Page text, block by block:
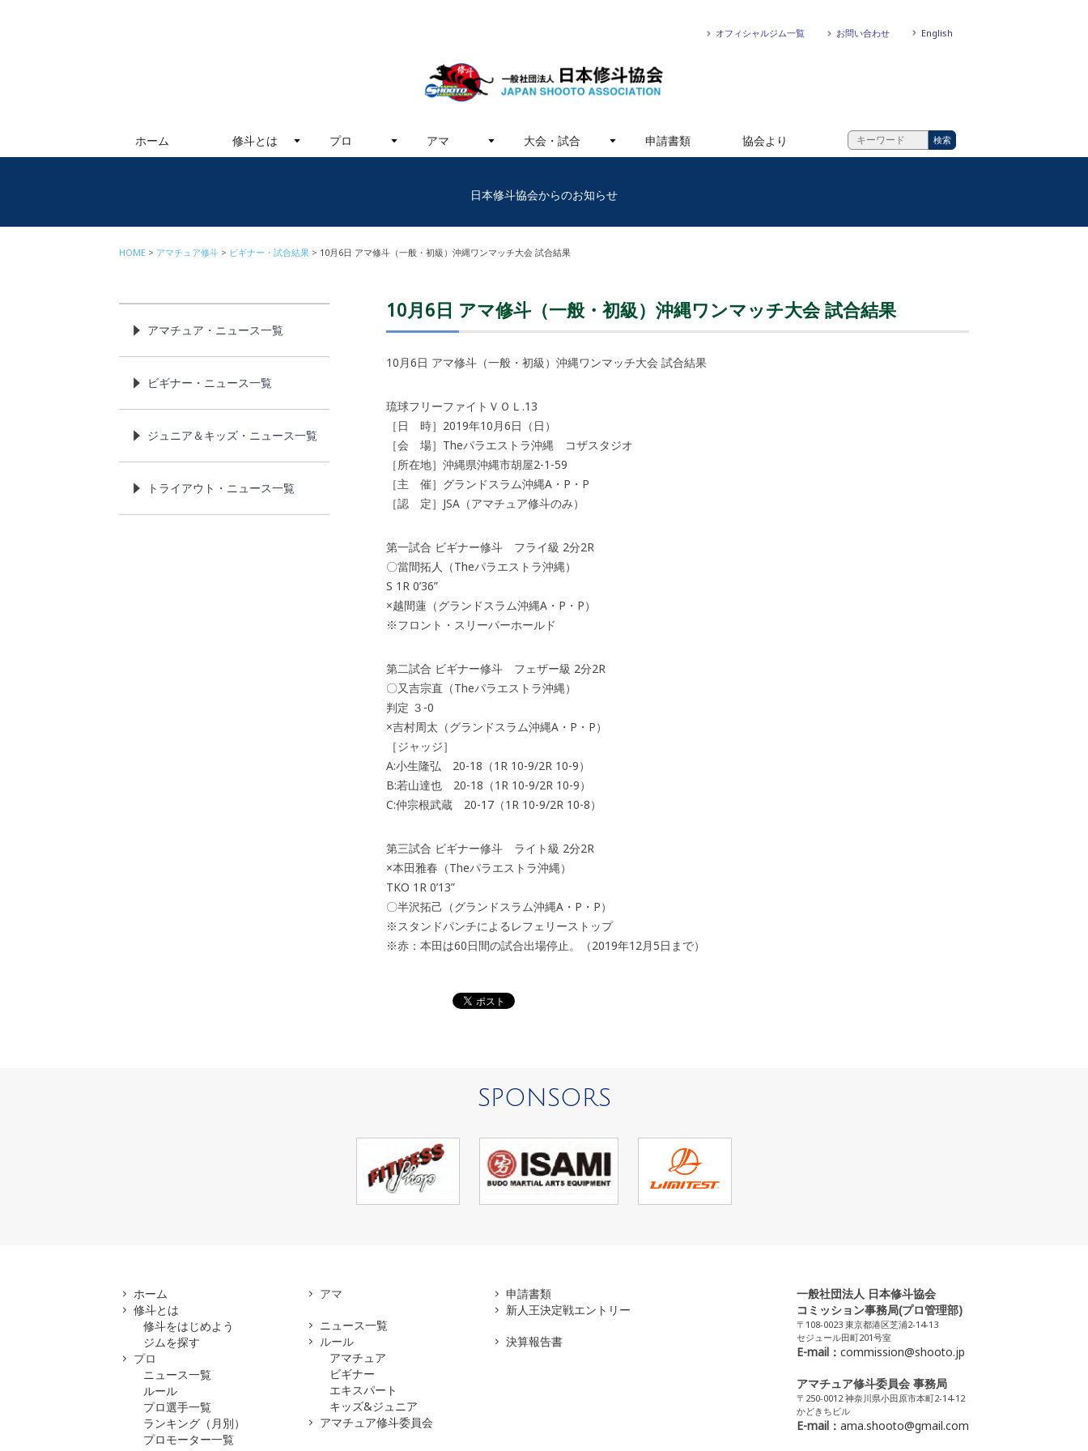
オフィシャルジム一覧 お問い合わせ English
ホーム 修斗とは プロ アマ 大会・試合 申請書類 協会より
日本修斗協会からのお知らせ
HOME アマチュア修斗 ビギナー・試合結果 10月6日 アマ修斗（一般・初級）沖縄ワンマッチ大会 試合結果
10月6日 アマ修斗（一般・初級）沖縄ワンマッチ大会 試合結果
10月6日 アマ修斗（一般・初級）沖縄ワンマッチ大会 試合結果
琉球フリーファイトＶＯＬ.13
［日 時］2019年10月6日（日）
［会 場］Theパラエストラ沖縄 コザスタジオ
［所在地］沖縄県沖縄市胡屋2-1-59
［主 催］グランドスラム沖縄A・P・P
［認 定］JSA（アマチュア修斗のみ）
第一試合 ビギナー修斗 フライ級 2分2R
〇當間拓人（Theパラエストラ沖縄）
S 1R 0’36”
×越間蓮（グランドスラム沖縄A・P・P）
※フロント・スリーパーホールド
第二試合 ビギナー修斗 フェザー級 2分2R
〇又吉宗直（Theパラエストラ沖縄）
判定 ３-0
×吉村周太（グランドスラム沖縄A・P・P）
［ジャッジ］
A:小生隆弘 20-18（1R 10-9/2R 10-9）
B:若山達也 20-18（1R 10-9/2R 10-9）
C:仲宗根武蔵 20-17（1R 10-9/2R 10-8）
第三試合 ビギナー修斗 ライト級 2分2R
×本田雅春（Theパラエストラ沖縄）
TKO 1R 0’13”
〇半沢拓己（グランドスラム沖縄A・P・P）
※スタンドパンチによるレフェリーストップ
※赤：本田は60日間の試合出場停止。（2019年12月5日まで）
アマチュア・ニュース一覧
ビギナー・ニュース一覧
ジュニア＆キッズ・ニュース一覧
トライアウト・ニュース一覧
SPONSORS
ホーム
修斗とは
修斗をはじめよう
ジムを探す
プロ
ニュース一覧
ルール
プロ選手一覧
ランキング（月別）
プロモーター一覧
アマ
ニュース一覧
ルール
アマチュア
ビギナー
エキスパート
キッズ&ジュニア
アマチュア修斗委員会
申請書類
新人王決定戦エントリー
決算報告書
一般社団法人 日本修斗協会
コミッション事務局(プロ管理部)
〒108-0023 東京都港区芝浦2-14-13
セジュール田町201号室
E-mail： commission@shooto.jp
アマチュア修斗委員会 事務局
〒250-0012 神奈川県小田原市本町2-14-12
かどきちビル
E-mail： ama.shooto@gmail.com